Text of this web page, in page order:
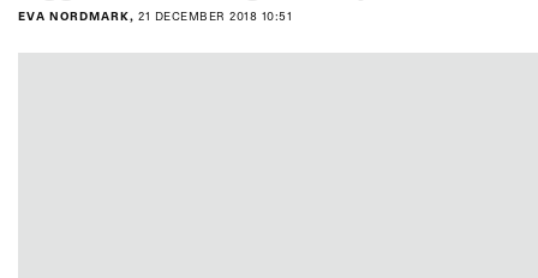
EVA NORDMARK, 21 DECEMBER 2018 10:51